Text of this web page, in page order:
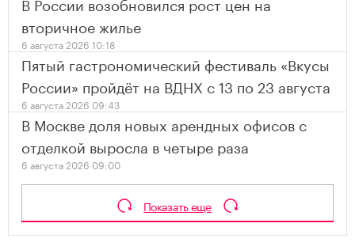
вторичное жилье
6 августа 2026 10:18
Пятый гастрономический фестиваль «Вкусы
России» пройдёт на ВДНХ с 13 по 23 августа
6 августа 2026 09:43
В Москве доля новых арендных офисов с
отделкой выросла в четыре раза
6 августа 2026 09:00
Показать еще